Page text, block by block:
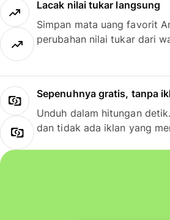
Lacak nilai tukar langsung
Simpan mata uang favorit
perubahan nilai tukar dari
Sepenuhnya gratis, tanpa
Unduh dalam hitungan
dan tidak ada iklan yang